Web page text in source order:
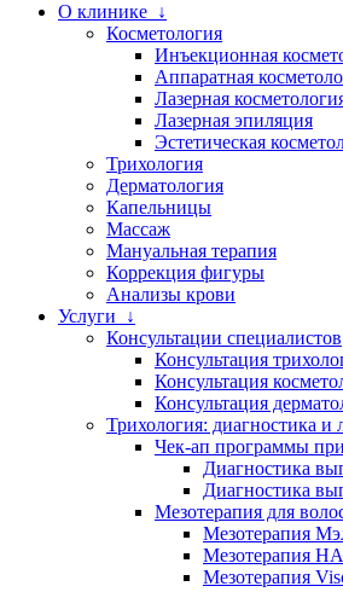
О клинике ↓
Косметология
Инъекционная
Аппаратная
Лазерная
Лазерная эпиляция
Эстетическая
Трихология
Дерматология
Капельницы
Массаж
Мануальная терапия
Коррекция фигуры
Анализы крови
Услуги ↓
Консультации специалистов
Консультация
Консультация
Консультация
Трихология: диагностика и
Чек-ап программы
Диагностика
Диагностика
Мезотерапия для
Мезотерапия
Мезотерапия
Мезотерапия